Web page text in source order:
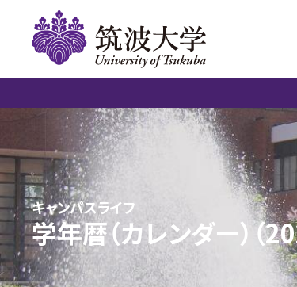
キャンパスライフ
学年暦（カレンダー）（